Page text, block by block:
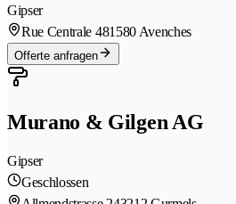
Gipser
Rue Centrale 481580 Avenches
Offerte anfragen
Murano & Gilgen AG
Gipser
Geschlossen